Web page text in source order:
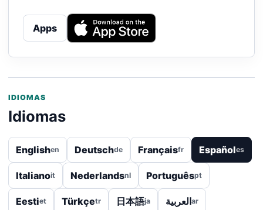
Apps
IDIOMAS
Idiomas
Englishen Deutschde Françaisfr Españoles
Italianoit Nederlandsnl Portuguêspt
Eestiet Türkçetr 日本語ja العربيةar